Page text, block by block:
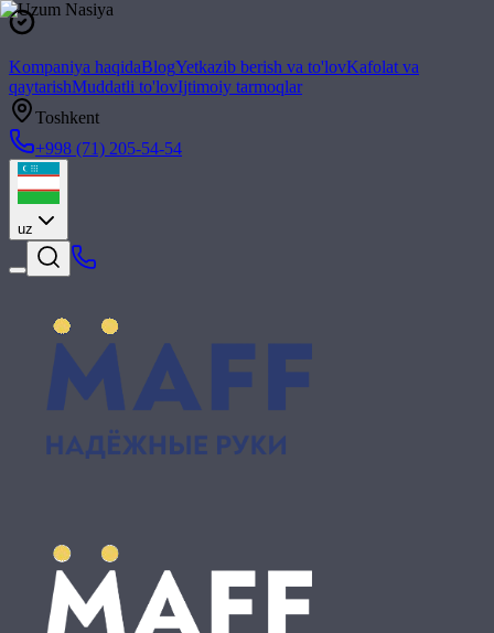
Kompaniya haqidaBlogYetkazib berish va to'lovKafolat va
qaytarishMuddatli to'lovIjtimoiy tarmoqlar
Toshkent
+998 (71) 205-54-54
uz